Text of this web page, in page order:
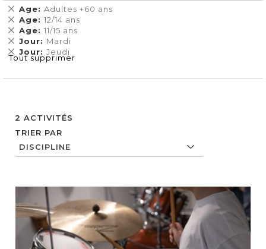
2 ACTIVITÉS
TRIER PAR
Age Adultes +60 ans
Supprimer
cet
Élément
Age 12/14 ans
Supprimer
cet
Élément
Age 11/15 ans
Supprimer
cet
Élément
Jour Mardi
Supprimer
cet
Élément
Jour Jeudi
Supprimer
cet
Tout supprimer